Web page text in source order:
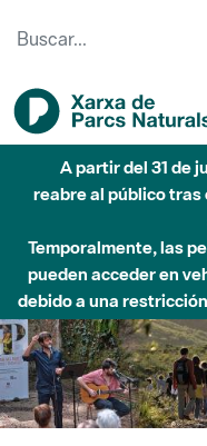
Hasta
Afectaciones en el
a obras de
Agenda
Detall agenda